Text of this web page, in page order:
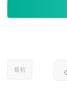
最初 chevron_left